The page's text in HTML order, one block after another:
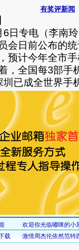
有奖评新闻
专电（李南玲
会日前公布的
预计今年全市
全国每3部手
已成全世界手